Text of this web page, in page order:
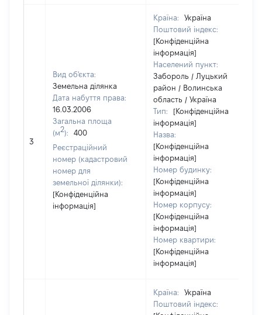
3
Вид об'єкта:
Земельна ділянка
Дата набуття права:
16.03.2006
Загальна площа
(м2):
400
Реєстраційний
номер (кадастровий
номер для
земельної ділянки):
[Конфіденційна
інформація]
Країна:
Україна
Поштовий індекс:
[Конфіденційна
інформація]
Населений пункт:
Забороль / Луцький
район / Волинська
область / Україна
Тип:
[Конфіденційна
інформація]
Назва:
[Конфіденційна
інформація]
Номер будинку:
[Конфіденційна
інформація]
Номер корпусу:
[Конфіденційна
інформація]
Номер квартири:
[Конфіденційна
інформація]
Країна:
Україна
Поштовий індекс: